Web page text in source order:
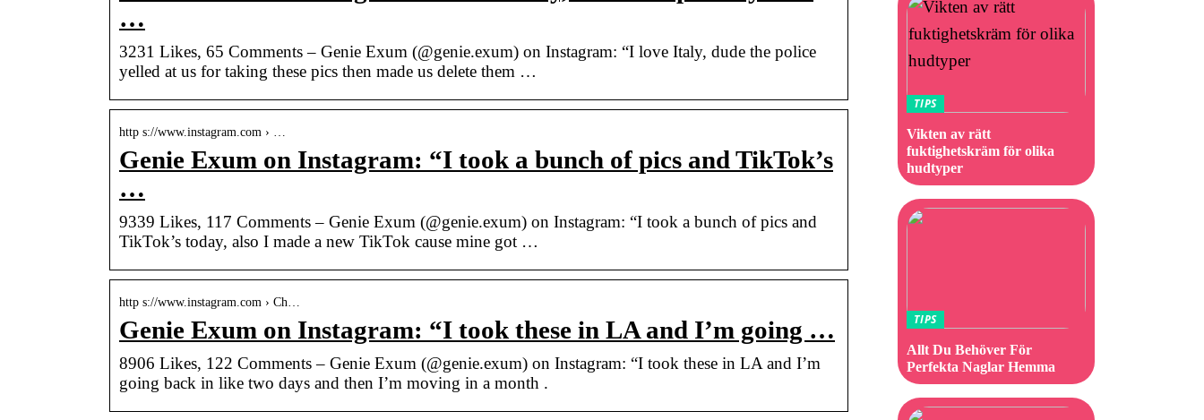
…
3231 Likes, 65 Comments – Genie Exum (@genie.exum) on Instagram: “I love Italy, dude the police
yelled at us for taking these pics then made us delete them …
http s://www.instagram.com › …
Genie Exum on Instagram: “I took a bunch of pics and TikTok’s
…
9339 Likes, 117 Comments – Genie Exum (@genie.exum) on Instagram: “I took a bunch of pics and
TikTok’s today, also I made a new TikTok cause mine got …
http s://www.instagram.com › Ch…
Genie Exum on Instagram: “I took these in LA and I’m going …
8906 Likes, 122 Comments – Genie Exum (@genie.exum) on Instagram: “I took these in LA and I’m
going back in like two days and then I’m moving in a month .
TIPS
Vikten av rätt
fuktighetskräm för olika
hudtyper
TIPS
Allt Du Behöver För
Perfekta Naglar Hemma